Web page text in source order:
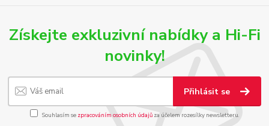
Získejte exkluzivní nabídky a Hi-Fi
novinky!
Přihlásit se
Souhlasím se zpracováním osobních údajůza účelem rozesílky newsletteru.